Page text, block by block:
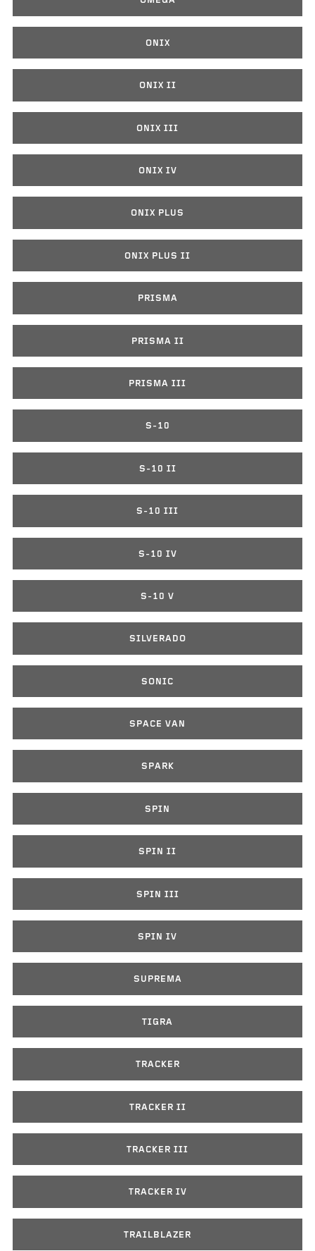
ONIX
ONIX II
ONIX III
ONIX IV
ONIX PLUS
ONIX PLUS II
PRISMA
PRISMA II
PRISMA III
S-10
S-10 II
S-10 III
S-10 IV
S-10 V
SILVERADO
SONIC
SPACE VAN
SPARK
SPIN
SPIN II
SPIN III
SPIN IV
SUPREMA
TIGRA
TRACKER
TRACKER II
TRACKER III
TRACKER IV
TRAILBLAZER